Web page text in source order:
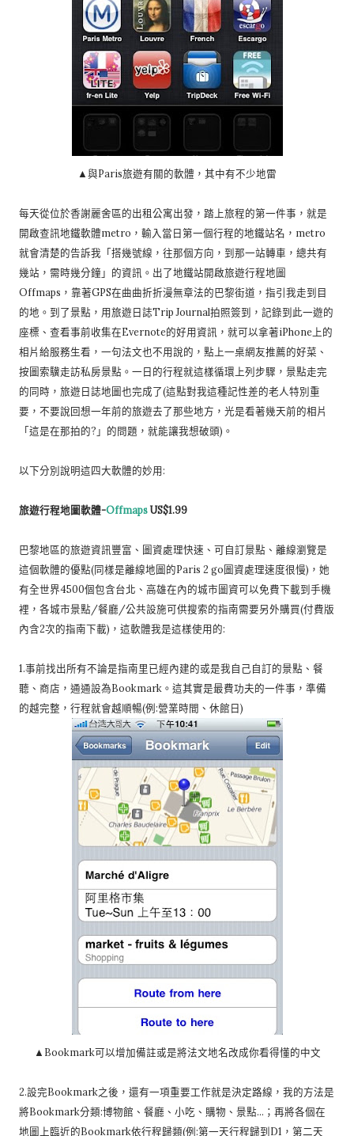
▲與Paris旅遊有關的軟體，其中有不少地雷
每天從位於香謝麗舍區的出租公寓出發，踏上旅程的第一件事，就是
開啟查訊地鐵軟體metro，輸入當日第一個行程的地鐵站名，metro
就會清楚的告訴我「搭幾號線，往那個方向，到那一站轉車，總共有
幾站，需時幾分鐘」的資訊。出了地鐵站開啟旅遊行程地圖
Offmaps，靠著GPS在曲曲折折漫無章法的巴黎街道，指引我走到目
的地。到了景點，用旅遊日誌Trip Journal拍照簽到，記錄到此一遊的
座標、查看事前收集在Evernote的好用資訊，就可以拿著iPhone上的
相片給服務生看，一句法文也不用說的，點上一桌網友推薦的好菜、
按圖索驥走訪私房景點。一日的行程就這樣循環上列步驟，景點走完
的同時，旅遊日誌地圖也完成了(這點對我這種記性差的老人特別重
要，不要說回想一年前的旅遊去了那些地方，光是看著幾天前的相片
「這是在那拍的?」的問題，就能讓我想破頭)。
以下分別說明這四大軟體的妙用:
旅遊行程地圖軟體-OffmapsUS$1.99
巴黎地區的旅遊資訊豐富、圖資處理快速、可自訂景點、離線瀏覽是
這個軟體的優點(同樣是離線地圖的Paris 2 go圖資處理速度很慢)，她
有全世界4500個包含台北、高雄在內的城市圖資可以免費下載到手機
裡，各城市景點/餐廳/公共設施可供搜索的指南需要另外購買(付費版
內含2次的指南下載)，這軟體我是這樣使用的:
1.事前找出所有不論是指南里已經內建的或是我自己自訂的景點、餐
聽、商店，通通設為Bookmark。這其實是最費功夫的一件事，準備
的越完整，行程就會越順暢(例:營業時間、休館日)
▲Bookmark可以增加備註或是將法文地名改成你看得懂的中文
2.設完Bookmark之後，還有一項重要工作就是決定路線，我的方法是
將Bookmark分類:博物館、餐廳、小吃、購物、景點…；再將各個在
地圖上臨近的Bookmark依行程歸類(例:第一天行程歸到D1，第二天